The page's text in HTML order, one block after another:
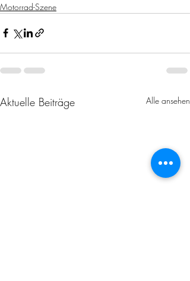
Motorrad-Szene
Aktuelle Beiträge Alle ansehen